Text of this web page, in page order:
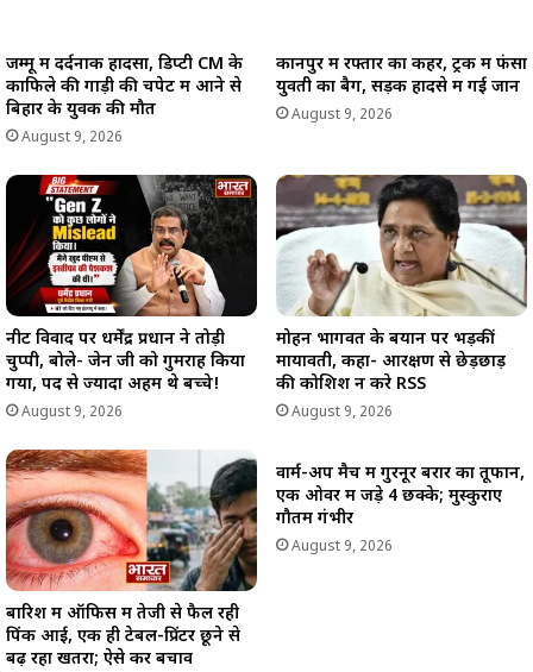
जम्मू में दर्दनाक हादसा, डिप्टी CM के
काफिले की गाड़ी की चपेट में आने से
बिहार के युवक की मौत
August 9, 2026
कानपुर में रफ्तार का कहर, ट्रक में फंसा
युवती का बैग, सड़क हादसे में गई जान
August 9, 2026
नीट विवाद पर धर्मेंद्र प्रधान ने तोड़ी
चुप्पी, बोले- जेन जी को गुमराह किया
गया, पद से ज्यादा अहम थे बच्चे!
August 9, 2026
मोहन भागवत के बयान पर भड़कीं
मायावती, कहा- आरक्षण से छेड़छाड़
की कोशिश न करे RSS
August 9, 2026
बारिश में ऑफिस में तेजी से फैल रही
पिंक आई, एक ही टेबल-प्रिंटर छूने से
बढ़ रहा खतरा; ऐसे करें बचाव
वार्म-अप मैच में गुरनूर बरार का तूफान,
एक ओवर में जड़े 4 छक्के; मुस्कुराए
गौतम गंभीर
August 9, 2026